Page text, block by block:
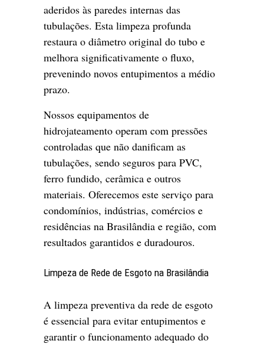
aderidos às paredes internas das
tubulações. Esta limpeza profunda
restaura o diâmetro original do tubo e
melhora significativamente o fluxo,
prevenindo novos entupimentos a médio
prazo.
Nossos equipamentos de
hidrojateamento operam com pressões
controladas que não danificam as
tubulações, sendo seguros para PVC,
ferro fundido, cerâmica e outros
materiais. Oferecemos este serviço para
condomínios, indústrias, comércios e
residências na Brasilândia e região, com
resultados garantidos e duradouros.
Limpeza de Rede de Esgoto na Brasilândia
A limpeza preventiva da rede de esgoto
é essencial para evitar entupimentos e
garantir o funcionamento adequado do